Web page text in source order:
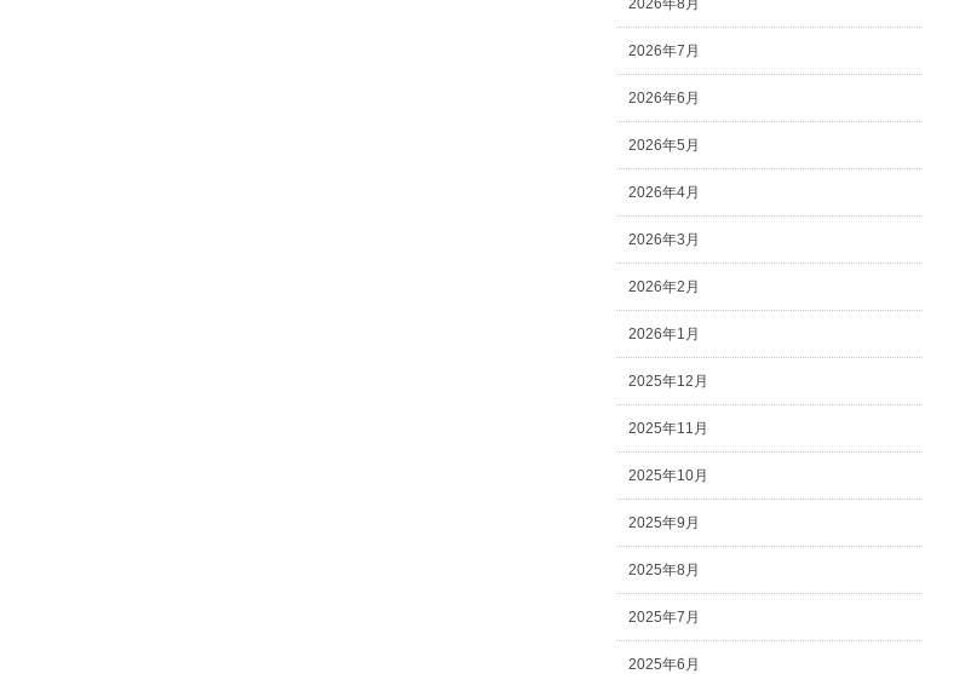
2026年8月
2026年7月
2026年6月
2026年5月
2026年4月
2026年3月
2026年2月
2026年1月
2025年12月
2025年11月
2025年10月
2025年9月
2025年8月
2025年7月
2025年6月